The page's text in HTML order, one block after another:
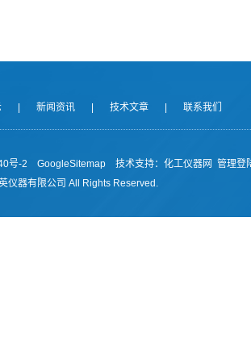
新闻资讯 技术文章 联系我们
号-2 GoogleSitemap 技术支持： 化工仪器网 管理登
仪器有限公司 All Rights Reserved.